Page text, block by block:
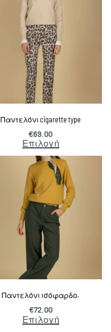
Παντελόνι cigarette type
€69.00
Επιλογή
Παντελόνι ισόφαρδο.
€72.00
Επιλογή